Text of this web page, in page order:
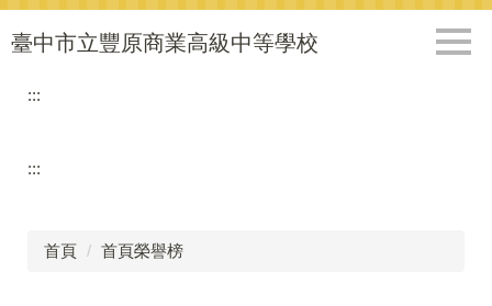
跳
到
臺中市立豐原商業高級中等學校
:::
:::
首頁 首頁榮譽榜